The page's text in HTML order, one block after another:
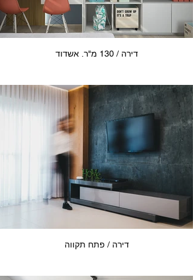
דירה / 130 מ"ר. אשדוד
דירה / פתח תקווה